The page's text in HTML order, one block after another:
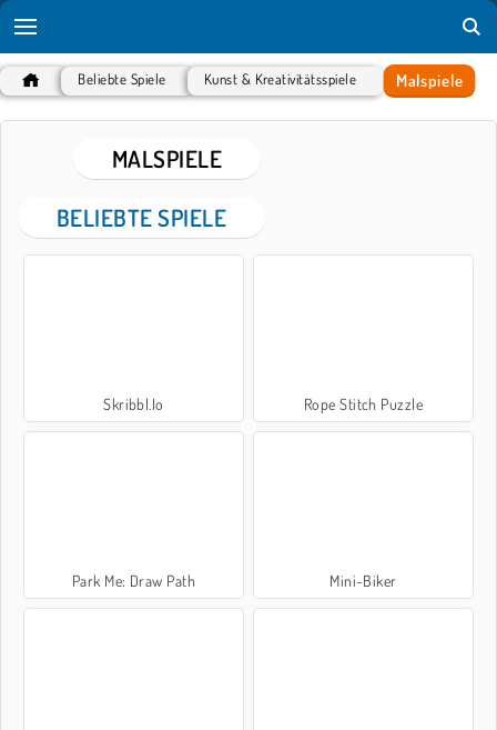
Beliebte Spiele Kunst & Kreativitätsspiele Malspiele
MALSPIELE
BELIEBTE SPIELE
Skribbl.Io Rope Stitch Puzzle
Park Me: Draw Path Mini-Biker